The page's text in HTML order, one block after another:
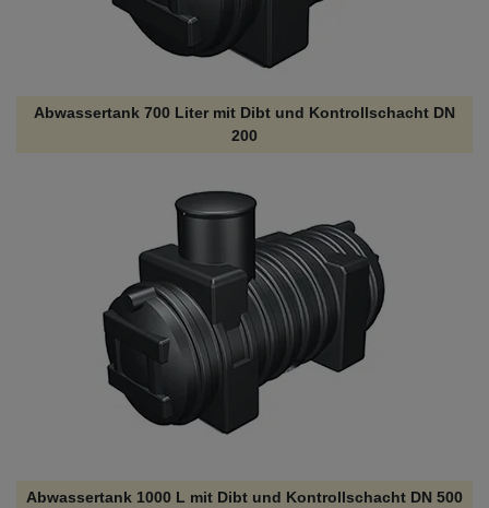
Abwassertank 700 Liter mit Dibt und Kontrollschacht DN
200
Abwassertank 1000 L mit Dibt und Kontrollschacht DN 500